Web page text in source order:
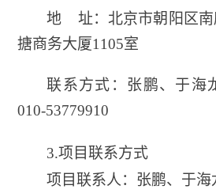
地 址： 北京市朝阳区
搪商务大厦1105室
联系方式：张鹏、于海
010-53779910
3.项目联系方式
项目联系人： 张鹏、于海